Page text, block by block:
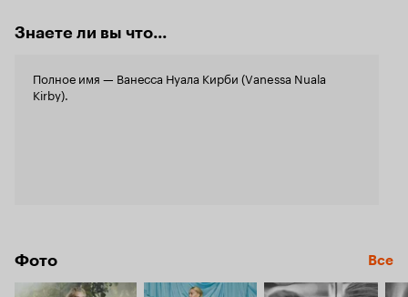
Знаете ли вы что...
Полное имя — Ванесса Нуала Кирби (Vanessa Nuala
Kirby).
Фото Все